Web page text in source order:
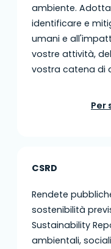
ambiente.
identificare e
umani e
vostre attività,
vostra catena di
Per
CSRD
Rendete
sostenibilità
Sustainability
ambientali,